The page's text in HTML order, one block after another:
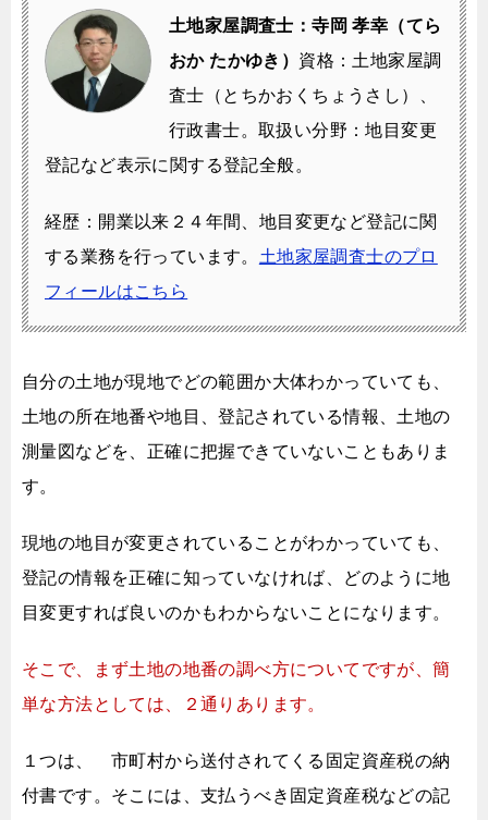
土地家屋調査士：寺岡 孝幸（てら
おか たかゆき） 資格：土地家屋調
査士（とちかおくちょうさし）、
行政書士。 取扱い分野：地目変更
登記など表示に関する登記全般。
経歴：開業以来２４年間、地目変更など登記に関
する業務を行っています。 土地家屋調査士のプロ
フィールはこちら
自分の土地が現地でどの範囲か大体わかっていても、
土地の所在地番や地目、登記されている情報、土地の
測量図などを、 正確に把握できていないこともありま
す。
現地の地目が変更されていることがわかっていても、
登記の情報を正確に知っていなければ、
どのように地
目変更すれば良いのかもわからないことになります。
そこで、まず土地の地番の調べ方についてですが、簡
単な方法としては、２通りあります。
１つは、 市町村から送付されてくる固定資産税の納
付書です。 そこには、支払うべき固定資産税などの記